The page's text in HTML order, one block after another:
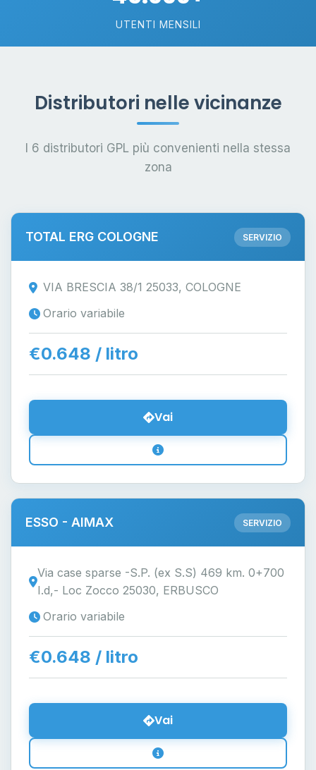
UTENTI MENSILI
Distributori nelle vicinanze
I 6 distributori GPL più convenienti nella stessa
zona
TOTAL ERG COLOGNE SERVIZIO
VIA BRESCIA 38/1 25033, COLOGNE
Orario variabile
€0.648 / litro
Vai
ESSO - AIMAX SERVIZIO
Via case sparse -S.P. (ex S.S) 469 km. 0+700
I.d,- Loc Zocco 25030, ERBUSCO
Orario variabile
€0.648 / litro
Vai